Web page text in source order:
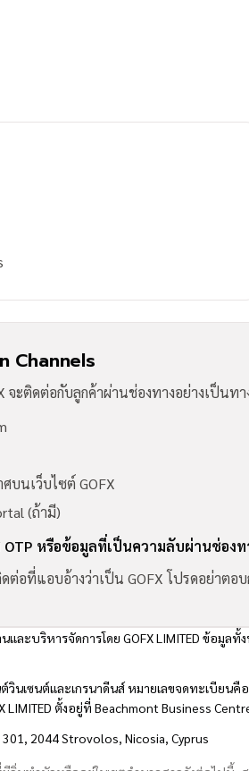
Channels
จะติดต่อกับลูกค้าผ่านช่องทางอย่างเป็นท
บนเว็บไซต์ GOFX
(ถ้ามี)
OTP หรือข้อมูลที่เป็นความลับผ่านช่องท
ต่อที่แอบอ้างว่าเป็น GOFX โปรดอย่าต
นและบริหารจัดการโดย GOFX LIMITED ข้อ
วินเซนต์และเกรนาดีนส์ หมายเลขจดทะเบีย
LIMITED ตั้งอยู่ที่ Beachmont Business
301, 2044 Strovolos, Nicosia, Cyprus